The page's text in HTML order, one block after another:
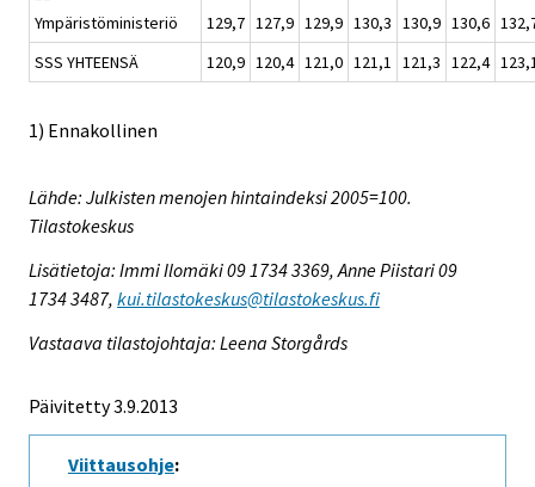
Ympäristöministeriö
129,7 127,9 129,9 130,3 130,9 130,6
SSS YHTEENSÄ
120,9 120,4 121,0 121,1 121,3 122,4
1) Ennakollinen
Lähde: Julkisten menojen hintaindeksi 2005=100.
Tilastokeskus
Lisätietoja: Immi Ilomäki 09 1734 3369, Anne Piistari 09
1734 3487, kui.tilastokeskus@tilastokeskus.fi
Vastaava tilastojohtaja: Leena Storgårds
Päivitetty 3.9.2013
Viittausohje: